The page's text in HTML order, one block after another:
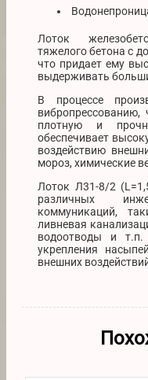
Лоток
тяжелого бетона с
что придает ему
выдерживать
В процессе
вибропрессованию,
плотную и
обеспечивает
воздействию
мороз, химические
Лоток Л31-8/2
различных
коммуникаций,
ливневая
водоотводы и
укрепления
внешних